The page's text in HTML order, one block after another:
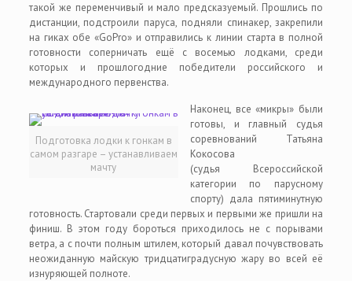
такой же переменчивый и мало предсказуемый. Прошлись по
дистанции, подстроили паруса, подняли спинакер, закрепили
на гиках обе «GoPro» и отправились к линии старта в полной
готовности соперничать ещё с восемью лодками, среди
которых и прошлогодние победители российского и
международного первенства.
Подготовка лодки к гонкам в
самом разгаре – устанавливаем
мачту
Наконец, все «микры» были
готовы, и главный судья
соревнований Татьяна
Кокосова
(судья Всероссийской
категории по парусному
спорту) дала пятиминутную
готовность. Стартовали среди первых и первыми же пришли на
финиш. В этом году бороться приходилось не с порывами
ветра, а с почти полным штилем, который давал почувствовать
неожиданную майскую тридцатиградусную жару во всей её
изнуряющей полноте.